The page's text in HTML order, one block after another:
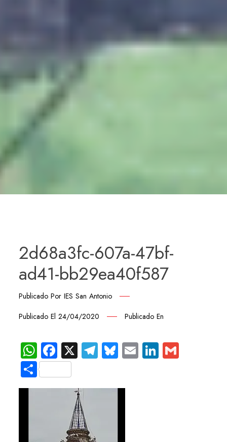
2d68a3fc-607a-47bf-
ad41-bb29ea40f587
Publicado PorIES San Antonio
Publicado El24/04/2020 Publicado En
WhatsApp
Facebook
X Telegram
Bluesky
EmailLinkedIn
Compartir